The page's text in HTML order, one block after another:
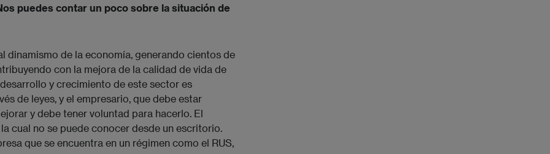
puedes contar un poco sobre la situación de
dinamismo de la economía, generando cientos de
con la mejora de la calidad de vida de
y crecimiento de este sector es
de leyes, y el empresario, que debe estar
y debe tener voluntad para hacerlo. El
cual no se puede conocer desde un escritorio.
que se encuentra en un régimen como el RUS,